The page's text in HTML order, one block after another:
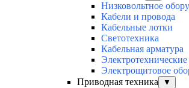
Низковольтное
Кабели и провода
Кабельные лотки
Светотехника
Кабельная арматура
Электрощитовое
Приводная техника
▼